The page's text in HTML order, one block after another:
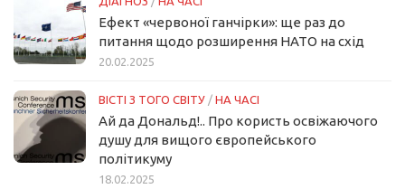
Ефект «червоної ганчірки»: ще раз до
питання щодо розширення НАТО на схід
20.02.2025
ВІСТІ З ТОГО СВІТУ / НА ЧАСІ
Ай да Дональд!.. Про користь освіжаючого
душу для вищого європейського
політикуму
18.02.2025